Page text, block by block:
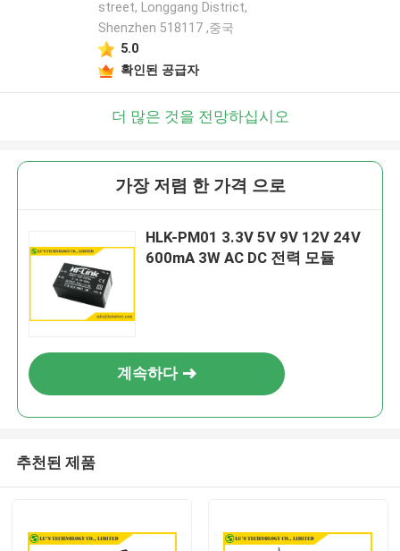
street, Longgang District,
Shenzhen 518117 ,중국
5.0
확인된 공급자
더 많은 것을 전망하십시오
가장 저렴 한 가격 으로
HLK-PM01 3.3V 5V 9V 12V 24V
600mA 3W AC DC 전력 모듈
계속하다
추천된 제품